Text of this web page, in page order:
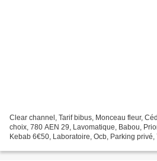
Clear channel, Tarif bibus, Monceau fleur,
choix, 780 AEN 29, Lavomatique, Babou,
Kebab 6€50, Laboratoire, Ocb, Parking